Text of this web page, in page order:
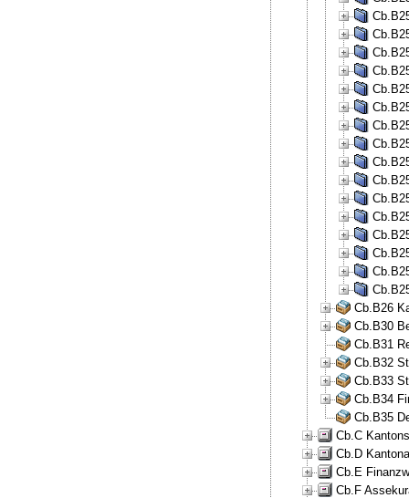
Cb.B26
Cb.B30
Cb.B31
Cb.B32
Cb.B33
Cb.B34
Cb.B35
Cb.C
Cb.D
Cb.E
Cb.F